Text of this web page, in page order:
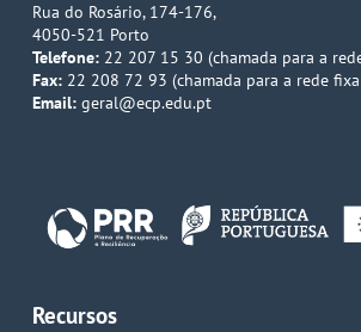
Rua do Rosário, 174-176,
4050-521 Porto
Telefone:22 207 15 30 (chamada para a
Fax:22 208 72 93 (chamada para a rede
Email: geral@ecp.edu.pt
Recursos